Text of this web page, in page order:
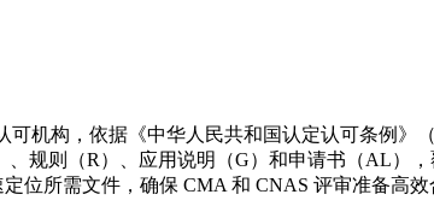
机构，依据《中华人民共和国认定认可条例》
规则（R）、应用说明（G）和申请书（AL）
位所需文件，确保 CMA 和 CNAS 评审准备高效